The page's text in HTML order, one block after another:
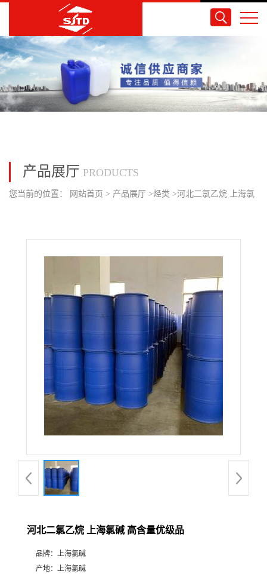
产品展厅 PRODUCTS
您当前的位置： 网站首页 > 产品展厅 >烃类 >河北二氯乙烷 上海氯
河北二氯乙烷 上海氯碱 高含量优级品
品牌： 上海氯碱
产地： 上海氯碱